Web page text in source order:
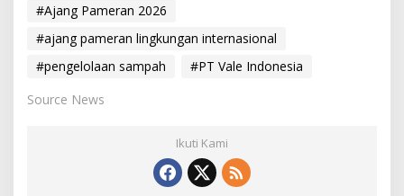
#Ajang Pameran 2026
#ajang pameran lingkungan internasional
#pengelolaan sampah
#PT Vale Indonesia
Source News
Ikuti Kami